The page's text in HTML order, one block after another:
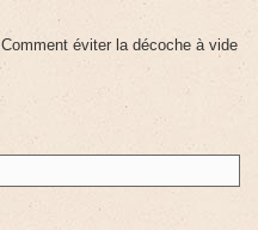
Comment éviter la décoche à vide